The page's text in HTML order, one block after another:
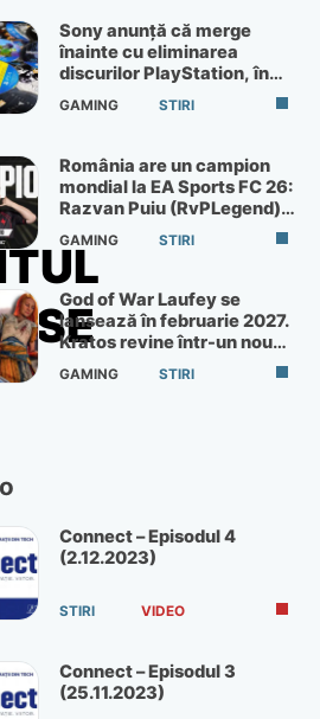
Sony anunță că merge
înainte cu eliminarea
discurilor PlayStation, în
ciuda protestelor
GAMING STIRI
România are un campion
mondial la EA Sports FC 26:
Razvan Puiu (RvPLegend)
câștigă turneul de la Paris
GAMING STIRI
God of War Laufey se
lansează în februarie 2027.
Kratos revine într-un nou
God of War
GAMING STIRI
Connect – Episodul 4
(2.12.2023)
STIRI VIDEO
Connect – Episodul 3
(25.11.2023)